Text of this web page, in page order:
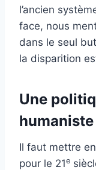
l’ancien
face, nous
dans le seul
la disparition
Une
humaniste
Il faut mettre
pour le 21e